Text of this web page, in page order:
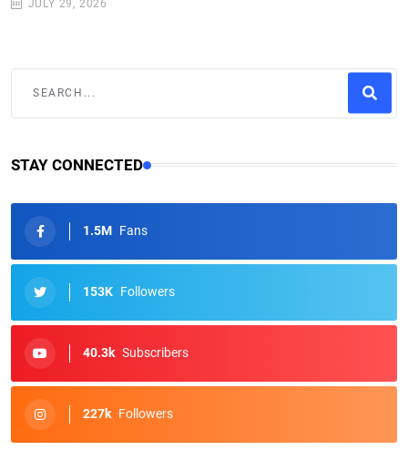
JULY 29, 2026
STAY CONNECTED
1.5M Fans
153K Followers
40.3k Subscribers
227k Followers